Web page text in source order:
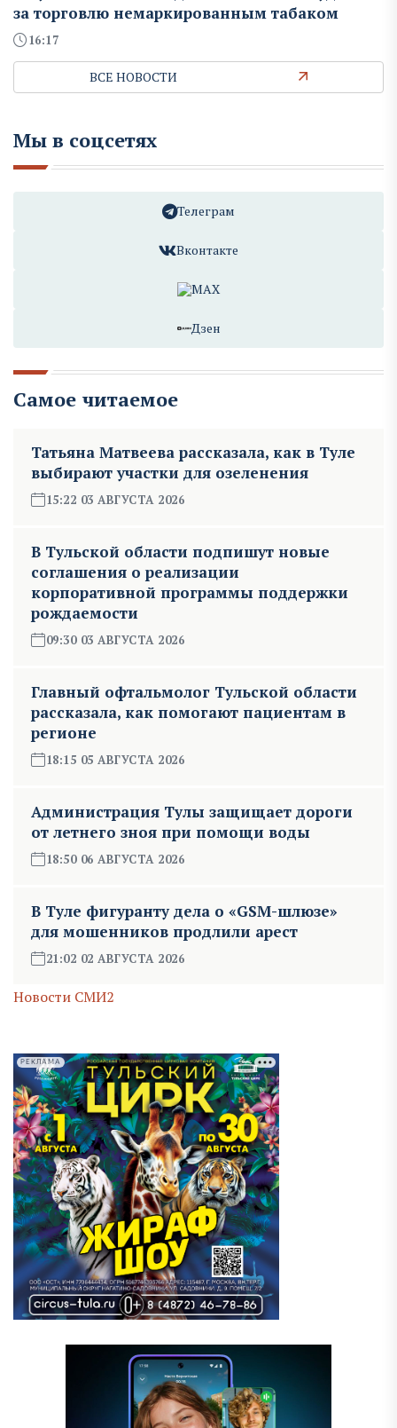
за торговлю немаркированным табаком
16:17
ВСЕ НОВОСТИ
Мы в соцсетях
Телеграм
Вконтакте
MAX
Дзен
Самое читаемое
Татьяна Матвеева рассказала, как в Туле
выбирают участки для озеленения
15:22 03 АВГУСТА 2026
В Тульской области подпишут новые
соглашения о реализации
корпоративной программы поддержки
рождаемости
09:30 03 АВГУСТА 2026
Главный офтальмолог Тульской области
рассказала, как помогают пациентам в
регионе
18:15 05 АВГУСТА 2026
Администрация Тулы защищает дороги
от летнего зноя при помощи воды
18:50 06 АВГУСТА 2026
В Туле фигуранту дела о «GSM-шлюзе»
для мошенников продлили арест
21:02 02 АВГУСТА 2026
Новости СМИ2
РЕКЛАМА